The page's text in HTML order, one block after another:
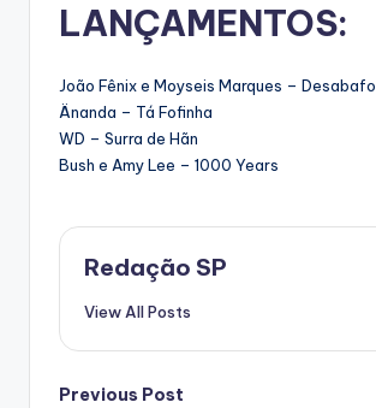
LANÇAMENTOS:
João Fênix e Moyseis Marques – Desabafo
Änanda – Tá Fofinha
WD – Surra de Hãn
Bush e Amy Lee – 1000 Years
Redação SP
View All Posts
Previous Post